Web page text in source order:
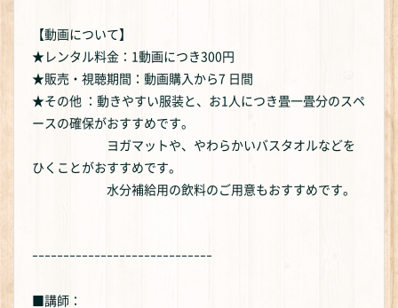
【動画について】
★レンタル料金：1動画につき300円
★販売・視聴期間：動画購入から7 日間
★その他 ：動きやすい服装と、お1人につき畳一畳分のスペ
ースの確保がおすすめです。
ヨガマットや、やわらかいバスタオルなどを
ひくことがおすすめです。
水分補給用の飲料のご用意もおすすめです。
ｰｰｰｰｰｰｰｰｰｰｰｰｰｰｰｰｰｰｰｰｰｰｰｰｰｰｰｰｰ
■講師：